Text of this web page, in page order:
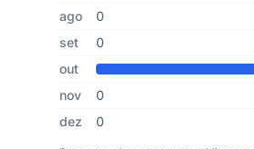
ago
0
set
0
out
nov
0
dez
0